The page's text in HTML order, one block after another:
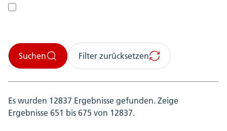
Suchen Filter zurücksetzen
Es wurden 12837 Ergebnisse gefunden. Zeige
Ergebnisse 651 bis 675 von 12837.